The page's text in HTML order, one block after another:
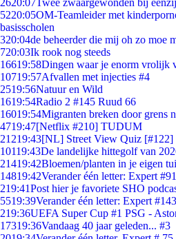
2620:07Twee zwaargewonden bij
5220:05OM-Teamleider met
basisscholen
320:04de beheerder die mij oh zo moe
720:03Ik rook nog steeds
16619:58Dingen waar je enorm vrolijk
10719:57Afvallen met injecties #4
2519:56Natuur en Wild
1619:54Radio 2 #145 Ruud 66
16019:54Migranten breken door grens
4719:47[Netflix #210] TUDUM
21219:43[NL] Street View Quiz [#122]
10119:43De landelijke hittegolf van
21419:42Bloemen/planten in je eigen
14819:42Verander één letter: Expert
219:41Post hier je favoriete SHO
5519:39Verander één letter: Expert
219:36UEFA Super Cup #1 PSG -
17319:36Vandaag 40 jaar geleden... #3